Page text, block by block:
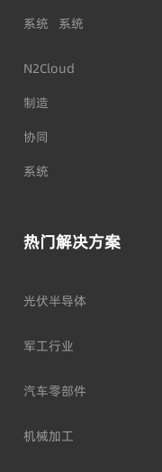
系统
系统
N2Cloud
制造
协同
系统
热门解决方案
光伏半导体
军工行业
汽车零部件
机械加工